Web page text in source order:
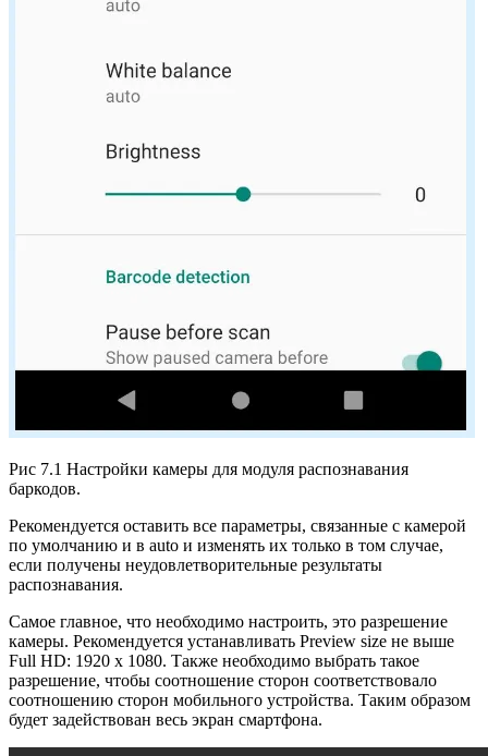
Рис 7.1 Настройки камеры для модуля распознавания
баркодов.
Рекомендуется оставить все параметры, связанные с камерой
по умолчанию и в auto и изменять их только в том случае,
если получены неудовлетворительные результаты
распознавания.
Самое главное, что необходимо настроить, это разрешение
камеры. Рекомендуется устанавливать Preview size не выше
Full HD: 1920 x 1080. Также необходимо выбрать такое
разрешение, чтобы соотношение сторон соответствовало
соотношению сторон мобильного устройства. Таким образом
будет задействован весь экран смартфона.